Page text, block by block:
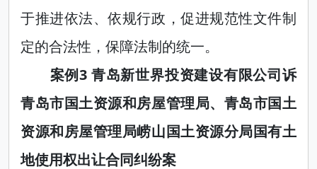
于推进依法、依规行政，促进规范性文件制
定的合法性，保障法制的统一。
案例3 青岛新世界投资建设有限公司诉
青岛市国土资源和房屋管理局、青岛市国土
资源和房屋管理局崂山国土资源分局国有土
地使用权出让合同纠纷案